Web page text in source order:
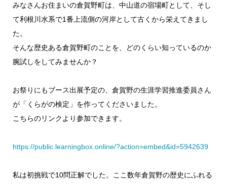
みなさんお住まいの倉賀野町は、中山道の宿場町として、そし
て利根川水系で1番上流側の河岸として古くから栄えてきまし
た。
そんな歴史ある倉賀野町のことを、どのくらい知っているのか
腕試しをしてみませんか？
お祭りにもブース出展予定の、倉賀野の生涯学習推進委員さん
が「くらがの検定」を作ってくださいました。
こちらのリンクより参加できます。
https://public.learningbox.online/?action=embed&id=5942639
私は初挑戦で10問正解でした。ここ数年倉賀野の歴史にふれる